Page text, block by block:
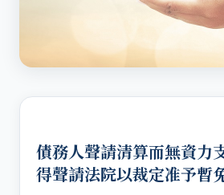
債務人聲請清算而無資力
得聲請法院以裁定准予暫